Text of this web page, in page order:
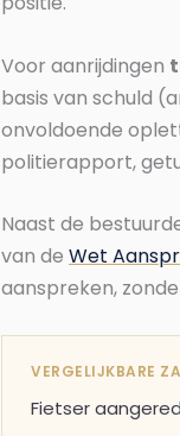
Voor aanrijdingen
basis van schuld
onvoldoende
politierapport,
Naast de
van de Wet
aanspreken,
VERGELIJKBARE
Fietser